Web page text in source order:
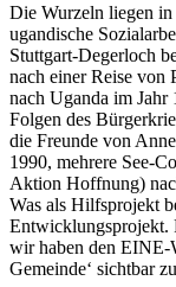
Die Wurzeln liegen
ugandische
Stuttgart-Degerloch
nach einer Reise von
nach Uganda im Jahr
Folgen des
die Freunde von
1990, mehrere See-
Aktion Hoffnung)
Was als Hilfsprojekt
Entwicklungsprojekt.
wir haben den EINE-
Gemeinde‘ sichtbar